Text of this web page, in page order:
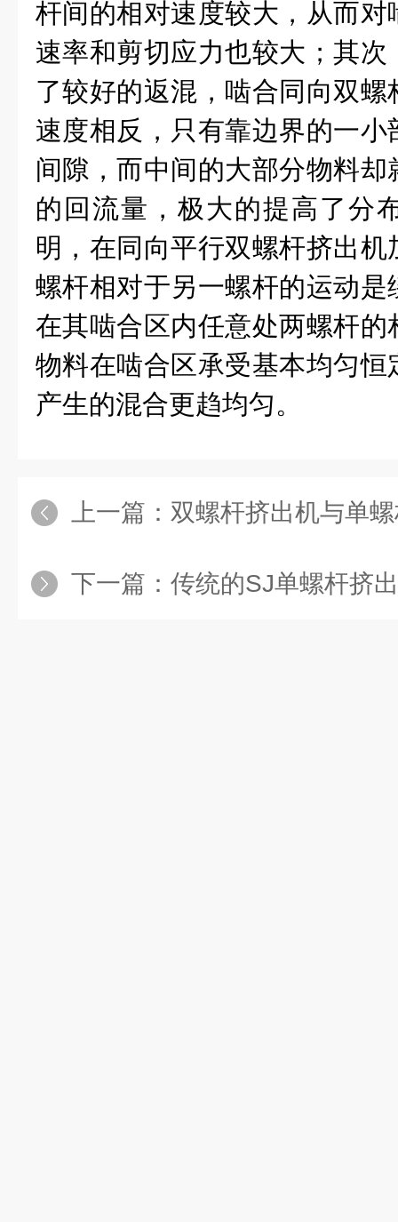
杆间的相对速度较大，从而
速率和剪切应力也较大；其
了较好的返混，啮合同向双
速度相反，只有靠边界的一
间隙，而中间的大部分物料
的回流量，极大的提高了分
明，在同向平行双螺杆挤出
螺杆相对于另一螺杆的运动
在其啮合区内任意处两螺杆
物料在啮合区承受基本均匀
产生的混合更趋均匀。
上一篇： 双螺杆挤出机与单
下一篇： 传统的SJ单螺杆挤